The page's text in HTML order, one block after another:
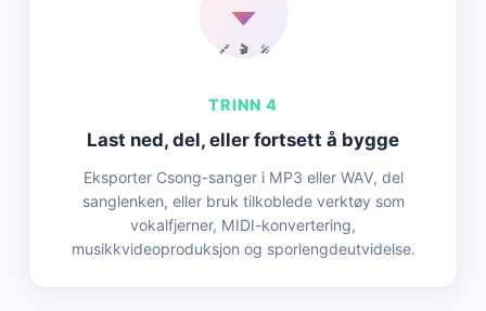
🔗 🎬 🎤
TRINN 4
Last ned, del, eller fortsett å bygge
Eksporter Csong-sanger i MP3 eller WAV, del
sanglenken, eller bruk tilkoblede verktøy som
vokalfjerner, MIDI-konvertering,
musikkvideoproduksjon og sporlengdeutvidelse.